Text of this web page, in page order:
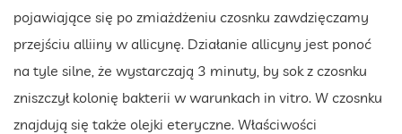
pojawiające się po zmiażdżeniu czosnku zawdzięczamy
przejściu alliiny w allicynę. Działanie allicyny jest ponoć
na tyle silne, że wystarczają 3 minuty, by sok z czosnku
zniszczył kolonię bakterii w warunkach in vitro. W czosnku
znajdują się także olejki eteryczne. Właściwości